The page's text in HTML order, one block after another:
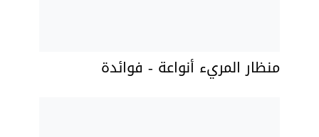
منظار المريء أنواعة - فوائدة